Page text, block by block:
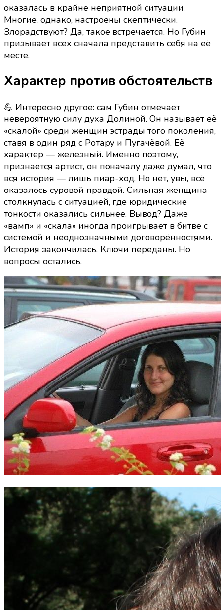
оказалась в крайне неприятной ситуации.
Многие, однако, настроены скептически.
Злорадствуют? Да, такое встречается. Но Губин
призывает всех сначала представить себя на её
месте.
Характер против обстоятельств
💪 Интересно другое: сам Губин отмечает
невероятную силу духа Долиной. Он называет её
«скалой» среди женщин эстрады того поколения,
ставя в один ряд с Ротару и Пугачёвой. Её
характер — железный. Именно поэтому,
признаётся артист, он поначалу даже думал, что
вся история — лишь пиар-ход. Но нет, увы, всё
оказалось суровой правдой. Сильная женщина
столкнулась с ситуацией, где юридические
тонкости оказались сильнее. Вывод? Даже
«вамп» и «скала» иногда проигрывает в битве с
системой и неоднозначными договорённостями.
История закончилась. Ключи переданы. Но
вопросы остались.